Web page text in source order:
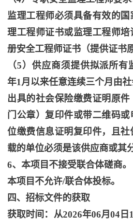
监理工程师必须具备有效的
理工程师证书或监理工程师
册安全工程师证书（提供证书
（5）供应商须提供拟派所有
年1月以来任意连续三个月由社
出具的社会保险缴费证明原
门公章）复印件或带二维码
位缴费信息证明复印件，且
载的单位必须是该供应商或其
6、本项目不接受联合体磋商。
本项目不允许/联合体投标。
四、招标文件的获取
获取时间：从2026年06月04日